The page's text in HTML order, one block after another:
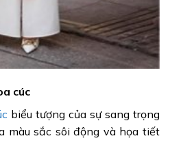
cúc
biểu tượng của sự sang trọng
màu sắc sôi động và họa tiết